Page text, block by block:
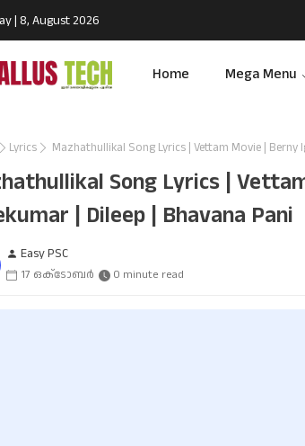
| 8, August 2026
Home Mega Menu
Lyrics Mazhathullikal Song Lyrics | Vettam Movie | Berny
Song Lyrics |
| Dileep | Bhavana Pani
Easy PSC
17 ഒക്‌ടോബർ 0 minute read